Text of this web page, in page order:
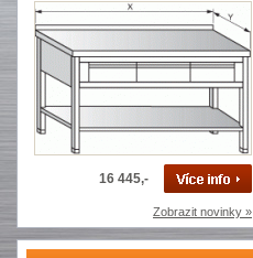
16 445,-
Zobrazit novinky »